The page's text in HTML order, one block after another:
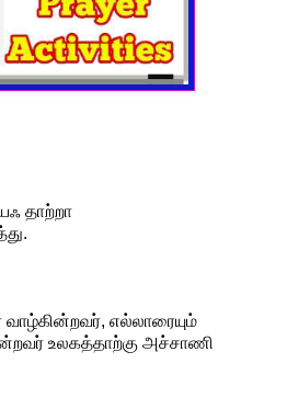
தாற்றா
வாழ்கின்றவர், எல்லாரையும்
உலகத்தாற்கு அச்சாணி